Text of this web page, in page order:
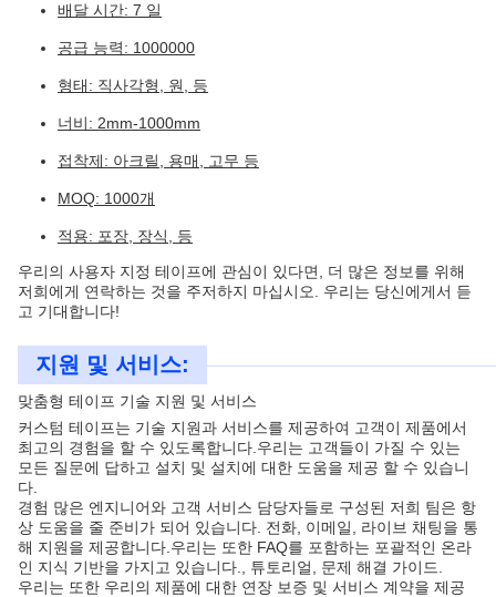
배달 시간: 7 일
공급 능력: 1000000
형태: 직사각형, 원, 등
너비: 2mm-1000mm
접착제: 아크릴, 용매, 고무 등
MOQ: 1000개
적용: 포장, 장식, 등
우리의 사용자 지정 테이프에 관심이 있다면, 더 많은 정보를 위해
저희에게 연락하는 것을 주저하지 마십시오. 우리는 당신에게서 듣
고 기대합니다!
지원 및 서비스:
맞춤형 테이프 기술 지원 및 서비스
커스텀 테이프는 기술 지원과 서비스를 제공하여 고객이 제품에서
최고의 경험을 할 수 있도록합니다.우리는 고객들이 가질 수 있는
모든 질문에 답하고 설치 및 설치에 대한 도움을 제공 할 수 있습니
다.
경험 많은 엔지니어와 고객 서비스 담당자들로 구성된 저희 팀은 항
상 도움을 줄 준비가 되어 있습니다. 전화, 이메일, 라이브 채팅을 통
해 지원을 제공합니다.우리는 또한 FAQ를 포함하는 포괄적인 온라
인 지식 기반을 가지고 있습니다., 튜토리얼, 문제 해결 가이드.
우리는 또한 우리의 제품에 대한 연장 보증 및 서비스 계약을 제공